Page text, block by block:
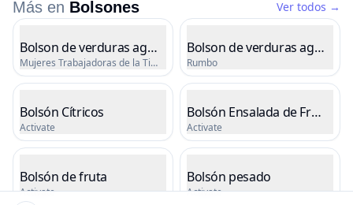
Más en Bolsones Ver todos →
Listado de productos
Bolson de verduras agroecologicas 7kg
Mujeres Trabajadoras de la Tierra
Cargando precio
Bolson de verduras
Rumbo
Cargando precio
Bolsón Cítricos
Activate
Cargando precio
Bolsón Ensalada de Frutas
Activate
Cargando precio
Bolsón de fruta
Activate
Bolsón pesado
Activate